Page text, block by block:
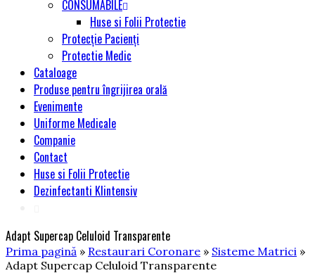
CONSUMABILE
Huse si Folii Protectie
Protecție Pacienți
Protectie Medic
Cataloage
Produse pentru îngrijirea orală
Evenimente
Uniforme Medicale
Companie
Contact
Huse si Folii Protectie
Dezinfectanti Klintensiv
Adapt Supercap Celuloid Transparente
Prima pagină » Restaurari Coronare » Sisteme Matrici »
Adapt Supercap Celuloid Transparente